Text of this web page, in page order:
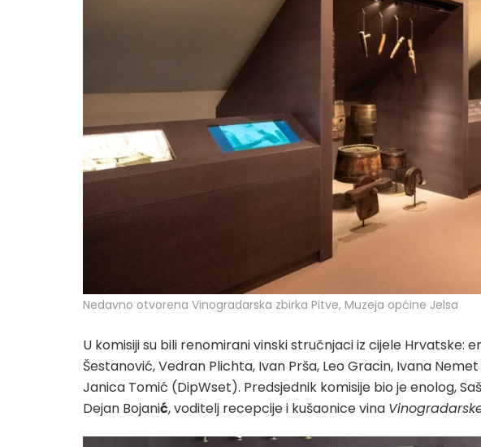
Nedavno otvorena Vinogradarska zbirka Pitve, Muzeja općine Jelsa
U komisiji su bili renomirani vinski stručnjaci iz cijele Hrvatske:
Šestanović, Vedran Plichta, Ivan Prša, Leo Gracin, Ivana
Janica Tomić (DipWset). Predsjednik komisije bio je enolog,
Dejan Bojanić, voditelj recepcije i kušaonice vina